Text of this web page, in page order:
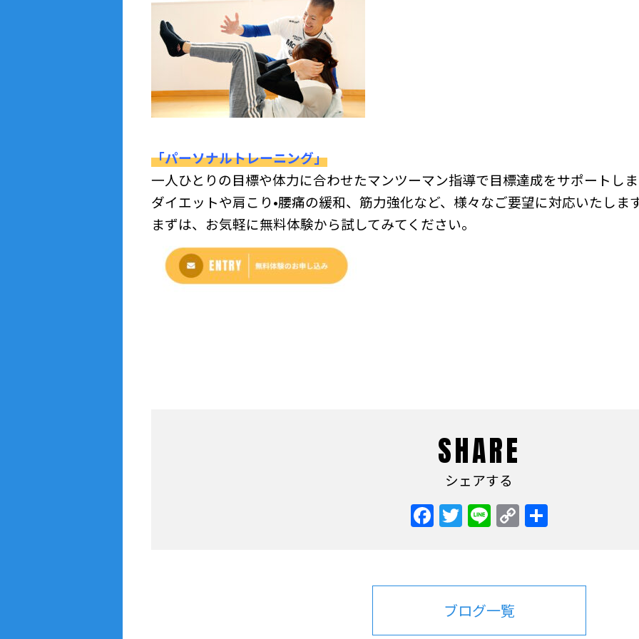
「パーソナルトレーニング」
一人ひとりの目標や体力に合わせたマンツーマン指導で目標達成をサポートしま
ダイエットや肩こり•腰痛の緩和、筋力強化など、様々なご要望に対応いたします
まずは、お気軽に無料体験から試してみてください。
SHARE
シェアする
Facebook
Twitter
LineCopy
Link
共
ブログ一覧